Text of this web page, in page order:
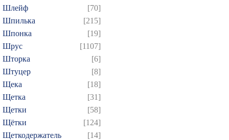
Шлейф
[70]
Шпилька
[215]
Шпонка
[19]
Шрус
[1107]
Шторка
[6]
Штуцер
[8]
Щека
[18]
Щетка
[31]
Щетки
[58]
Щётки
[124]
Щеткодержатель
[14]